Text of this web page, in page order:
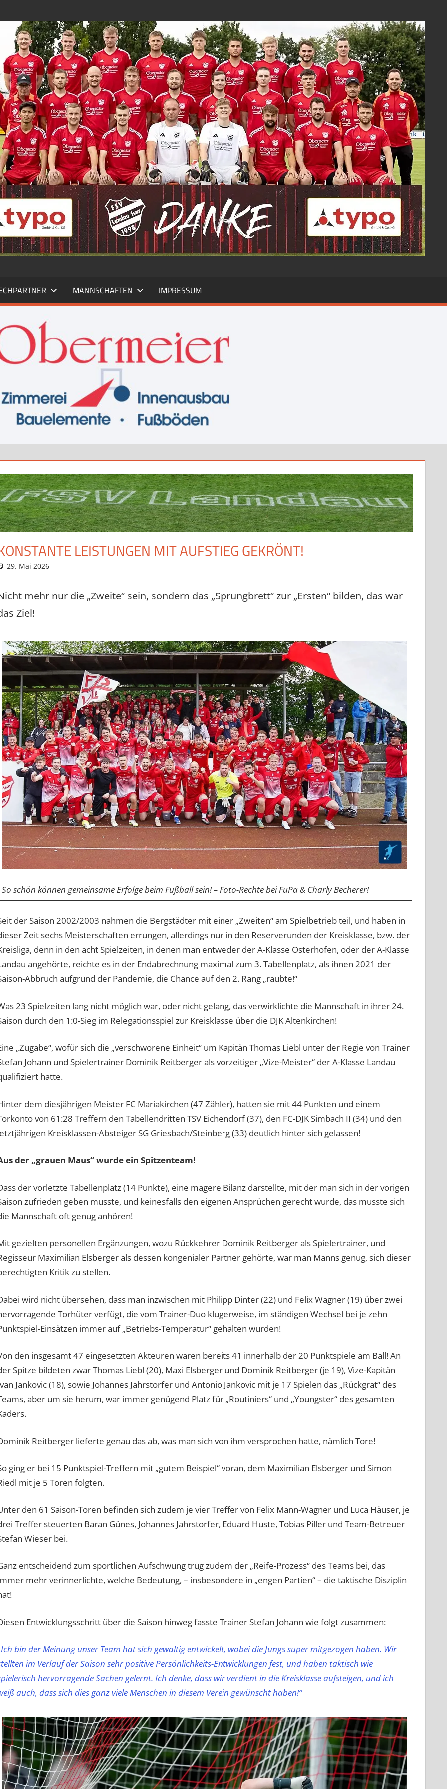
MANNSCHAFTEN IMPRESSUM
LEISTUNGEN MIT AUFSTIEG GEKRÖNT!
29. Mai 2026
mehr nur die „Zweite“ sein, sondern das „Sprungbrett“ zur „Ersten“ bilden, das war
Ziel!
So schön können gemeinsame Erfolge beim Fußball sein! – Foto-Rechte bei FuPa & Charly Becherer!
der Saison 2002/2003 nahmen die Bergstädter mit einer „Zweiten“ am Spielbetrieb teil, und haben in
Zeit sechs Meisterschaften errungen, allerdings nur in den Reserverunden der Kreisklasse, bzw. der
denn in den acht Spielzeiten, in denen man entweder der A-Klasse Osterhofen, oder der A-Klasse
angehörte, reichte es in der Endabrechnung maximal zum 3. Tabellenplatz, als ihnen 2021 der
Abbruch aufgrund der Pandemie, die Chance auf den 2. Rang „raubte!“
23 Spielzeiten lang nicht möglich war, oder nicht gelang, das verwirklichte die Mannschaft in ihrer 24.
durch den 1:0-Sieg im Relegationsspiel zur Kreisklasse über die DJK Altenkirchen!
„Zugabe“, wofür sich die „verschworene Einheit“ um Kapitän Thomas Liebl unter der Regie von Trainer
Johann und Spielertrainer Dominik Reitberger als vorzeitiger „Vize-Meister“ der A-Klasse Landau
hatte.
dem diesjährigen Meister FC Mariakirchen (47 Zähler), hatten sie mit 44 Punkten und einem
von 61:28 Treffern den Tabellendritten TSV Eichendorf (37), den FC-DJK Simbach II (34) und den
Kreisklassen-Absteiger SG Griesbach/Steinberg (33) deutlich hinter sich gelassen!
der „grauen Maus“ wurde ein Spitzenteam!
der vorletzte Tabellenplatz (14 Punkte), eine magere Bilanz darstellte, mit der man sich in der vorigen
zufrieden geben musste, und keinesfalls den eigenen Ansprüchen gerecht wurde, das musste sich
Mannschaft oft genug anhören!
gezielten personellen Ergänzungen, wozu Rückkehrer Dominik Reitberger als Spielertrainer, und
Maximilian Elsberger als dessen kongenialer Partner gehörte, war man Manns genug, sich dieser
Kritik zu stellen.
wird nicht übersehen, dass man inzwischen mit Philipp Dinter (22) und Felix Wagner (19) über zwei
Torhüter verfügt, die vom Trainer-Duo klugerweise, im ständigen Wechsel bei je zehn
Einsätzen immer auf „Betriebs-Temperatur“ gehalten wurden!
den insgesamt 47 eingesetzten Akteuren waren bereits 41 innerhalb der 20 Punktspiele am Ball! An
Spitze bildeten zwar Thomas Liebl (20), Maxi Elsberger und Dominik Reitberger (je 19), Vize-Kapitän
Jankovic (18), sowie Johannes Jahrstorfer und Antonio Jankovic mit je 17 Spielen das „Rückgrat“ des
aber um sie herum, war immer genügend Platz für „Routiniers“ und „Youngster“ des gesamten
Reitberger lieferte genau das ab, was man sich von ihm versprochen hatte, nämlich Tore!
ging er bei 15 Punktspiel-Treffern mit „gutem Beispiel“ voran, dem Maximilian Elsberger und Simon
mit je 5 Toren folgten.
den 61 Saison-Toren befinden sich zudem je vier Treffer von Felix Mann-Wagner und Luca Häuser, je
Treffer steuerten Baran Günes, Johannes Jahrstorfer, Eduard Huste, Tobias Piller und Team-Betreuer
Wieser bei.
entscheidend zum sportlichen Aufschwung trug zudem der „Reife-Prozess“ des Teams bei, das
mehr verinnerlichte, welche Bedeutung, – insbesondere in „engen Partien“ – die taktische Disziplin
Entwicklungsschritt über die Saison hinweg fasste Trainer Stefan Johann wie folgt zusammen:
Ich bin der Meinung unser Team hat sich gewaltig entwickelt, wobei die Jungs super mitgezogen haben. Wir
im Verlauf der Saison sehr positive Persönlichkeits-Entwicklungen fest, und haben taktisch wie
hervorragende Sachen gelernt. Ich denke, dass wir verdient in die Kreisklasse aufsteigen, und ich
auch, dass sich dies ganz viele Menschen in diesem Verein gewünscht haben!“